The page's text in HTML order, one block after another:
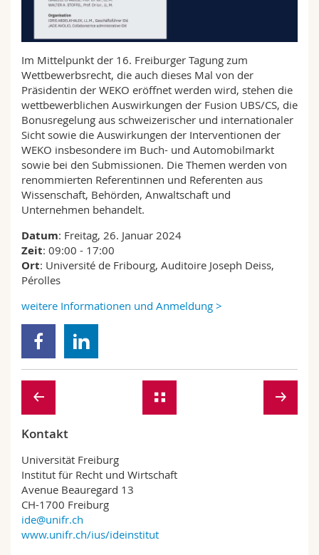
Math.-Nat. und Med. Fak.
Mitarbeitende
Webmail
MyUnifr
Im Mittelpunkt der 16. Freiburger Tagung zum
Wettbewerbsrecht, die auch dieses Mal von der
Präsidentin der WEKO eröffnet werden wird, stehen die
wettbewerblichen Auswirkungen der Fusion UBS/CS, die
Bonusregelung aus schweizerischer und internationaler
Sicht sowie die Auswirkungen der Interventionen der
WEKO insbesondere im Buch- und Automobilmarkt
sowie bei den Submissionen. Die Themen werden von
renommierten Referentinnen und Referenten aus
Wissenschaft, Behörden, Anwaltschaft und
Unternehmen behandelt.
Datum: Freitag, 26. Januar 2024
Zeit: 09:00 - 17:00
Ort: Université de Fribourg, Auditoire Joseph Deiss,
Pérolles
weitere Informationen und Anmeldung >
Kontakt
Universität Freiburg
Institut für Recht und Wirtschaft
Avenue Beauregard 13
CH-1700 Freiburg
ide@unifr.ch
www.unifr.ch/ius/ideinstitut